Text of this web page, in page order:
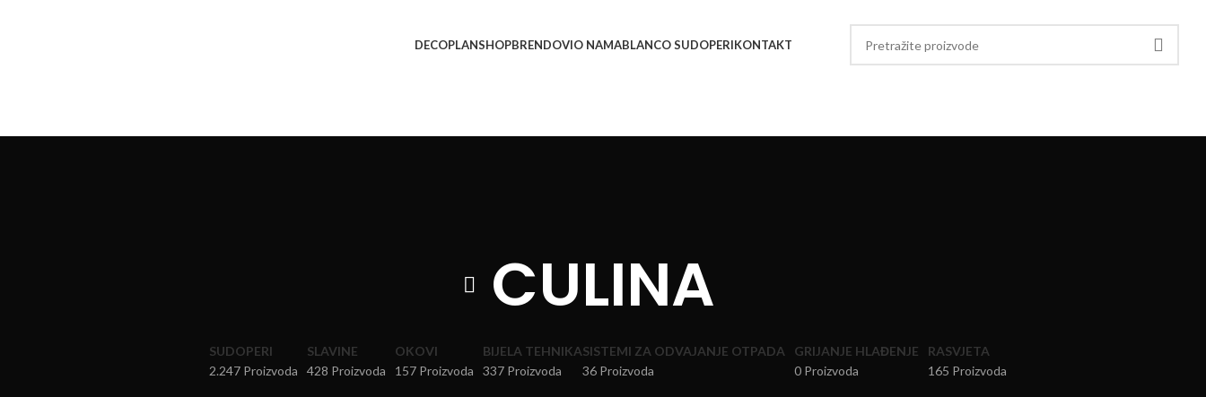
DECOPLANSHOPBRENDOVIO NAMABLANCO SUDOPERIKONTAKT
CULINA
SUDOPERI
2.247 Proizvoda
SLAVINE
428 Proizvoda
OKOVI
157 Proizvoda
BIJELA TEHNIKA
337 Proizvoda
SISTEMI ZA ODVAJANJE OTPADA
36 Proizvoda
GRIJANJE HLAĐENJE
0 Proizvoda
RASVJETA
165 Proizvoda